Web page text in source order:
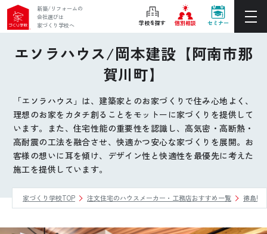
新築/リフォームの
会社選びは
家づくり学校へ
学校を探す 個別相談 セミナー
ぴったりの住宅会社をご提案
個別相談
後悔しない家づくりをレクチャー
セミナーをみる
ご利用は無料！全国20校
お近くの学校を探す
ホーム
エソラハウス/岡本建設【阿南市那
賀川町】
「エソラハウス」は、建築家とのお家づくりで住み心地よく、
理想のお家をカタチ創ることをモットーに家づくりを提供して
います。また、住宅性能の重要性を認識し、高気密・高断熱・
高耐震の工法を融合させ、快適かつ安心な家づくりを展開。お
客様の想いに耳を傾け、デザイン性と快適性を最優先に考えた
施工を提供しています。
家づくり学校TOP 注文住宅のハウスメーカー・工務店おすすめ一覧 徳島県